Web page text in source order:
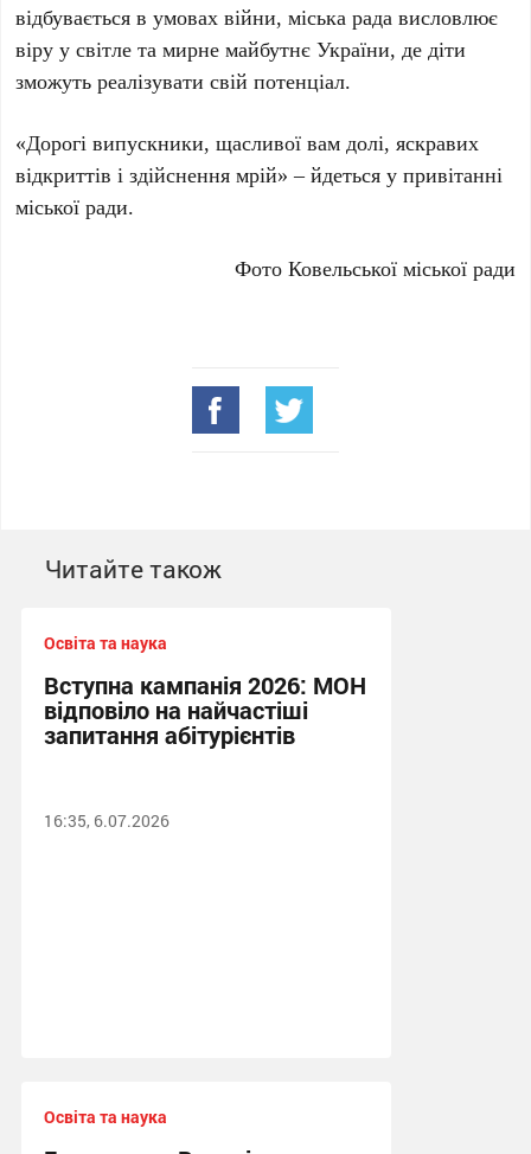
відбувається в умовах війни, міська рада висловлює
віру у світле та мирне майбутнє України, де діти
зможуть реалізувати свій потенціал.
«Дорогі випускники, щасливої вам долі, яскравих
відкриттів і здійснення мрій» – йдеться у привітанні
міської ради.
Фото Ковельської міської ради
Читайте також
Освіта та наука
Вступна кампанія 2026: МОН
відповіло на найчастіші
запитання абітурієнтів
16:35, 6.07.2026
Освіта та наука